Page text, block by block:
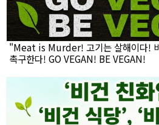
"Meat is Murder! 고기는 살해이다!
촉구한다! GO VEGAN! BE VEGAN!